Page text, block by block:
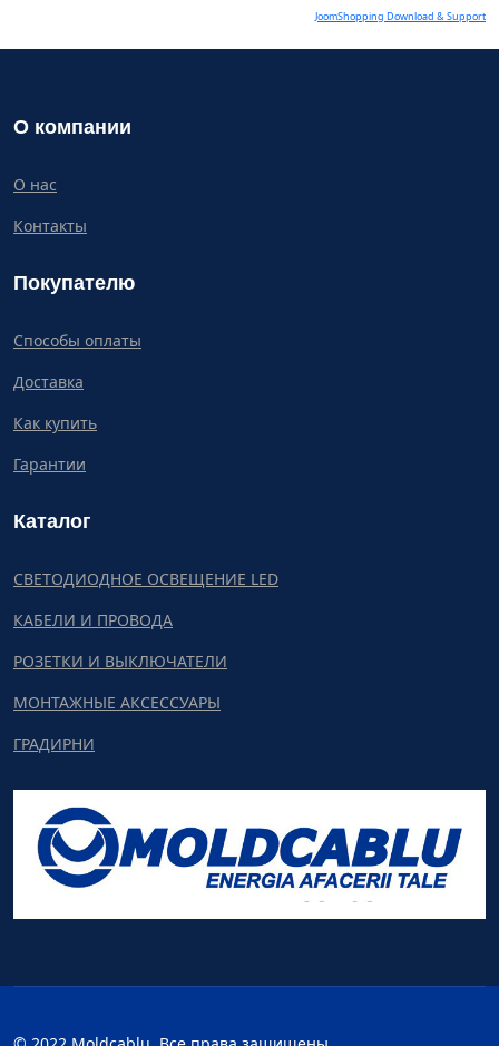
JoomShopping Download & Support
О компании
О нас
Контакты
Покупателю
Способы оплаты
Доставка
Как купить
Гарантии
Каталог
СВЕТОДИОДНОЕ ОСВЕЩЕНИЕ LED
КАБЕЛИ И ПРОВОДА
РОЗЕТКИ И ВЫКЛЮЧАТЕЛИ
МОНТАЖНЫЕ АКСЕССУАРЫ
ГРАДИРНИ